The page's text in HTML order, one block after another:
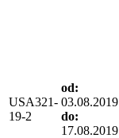
USA321-
19-2
od:
03.08.2019
do:
17.08.2019